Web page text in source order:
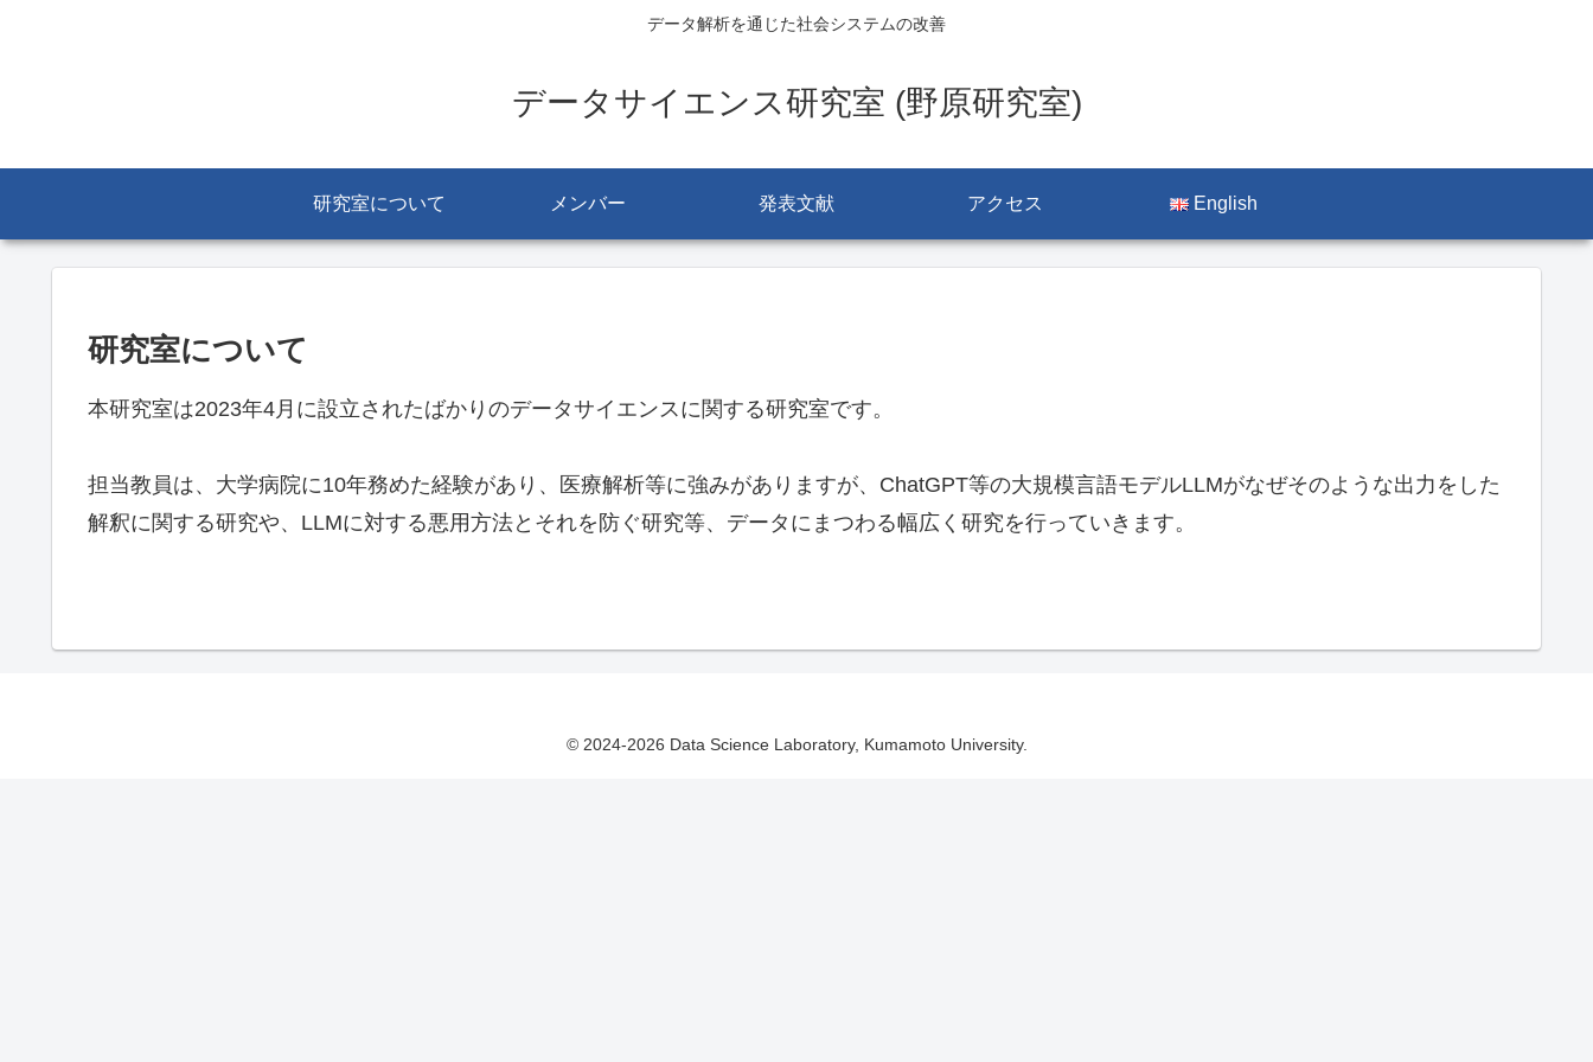
データ解析を通じた社会システムの改善
データサイエンス研究室 (野原研究室)
研究室について メンバー 発表文献 アクセス English
研究室について
本研究室は2023年4月に設立されたばかりのデータサイエンスに関する研究室です。
担当教員は、大学病院に10年務めた経験があり、医療解析等に強みがありますが、ChatGPT等の大規模言語モデルLLMがなぜそのような出力をした
解釈に関する研究や、LLMに対する悪用方法とそれを防ぐ研究等、データにまつわる幅広く研究を行っていきます。
© 2024-2026 Data Science Laboratory, Kumamoto University.